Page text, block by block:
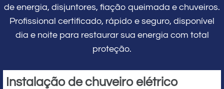
de energia, disjuntores, fiação queimada e chuveiros.
Profissional certificado, rápido e seguro, disponível
dia e noite para restaurar sua energia com total
proteção.
Instalação de chuveiro elétrico